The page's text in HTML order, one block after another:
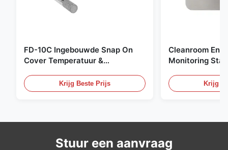
FD-10C Ingebouwde Snap On
Cover Temperatuur &
roestvrijstalen monitor
Krijg Beste Prijs
Cleanroom
Monitoring
20mA/RS485
Fume Detection
Krijg
Stuur een aanvraag